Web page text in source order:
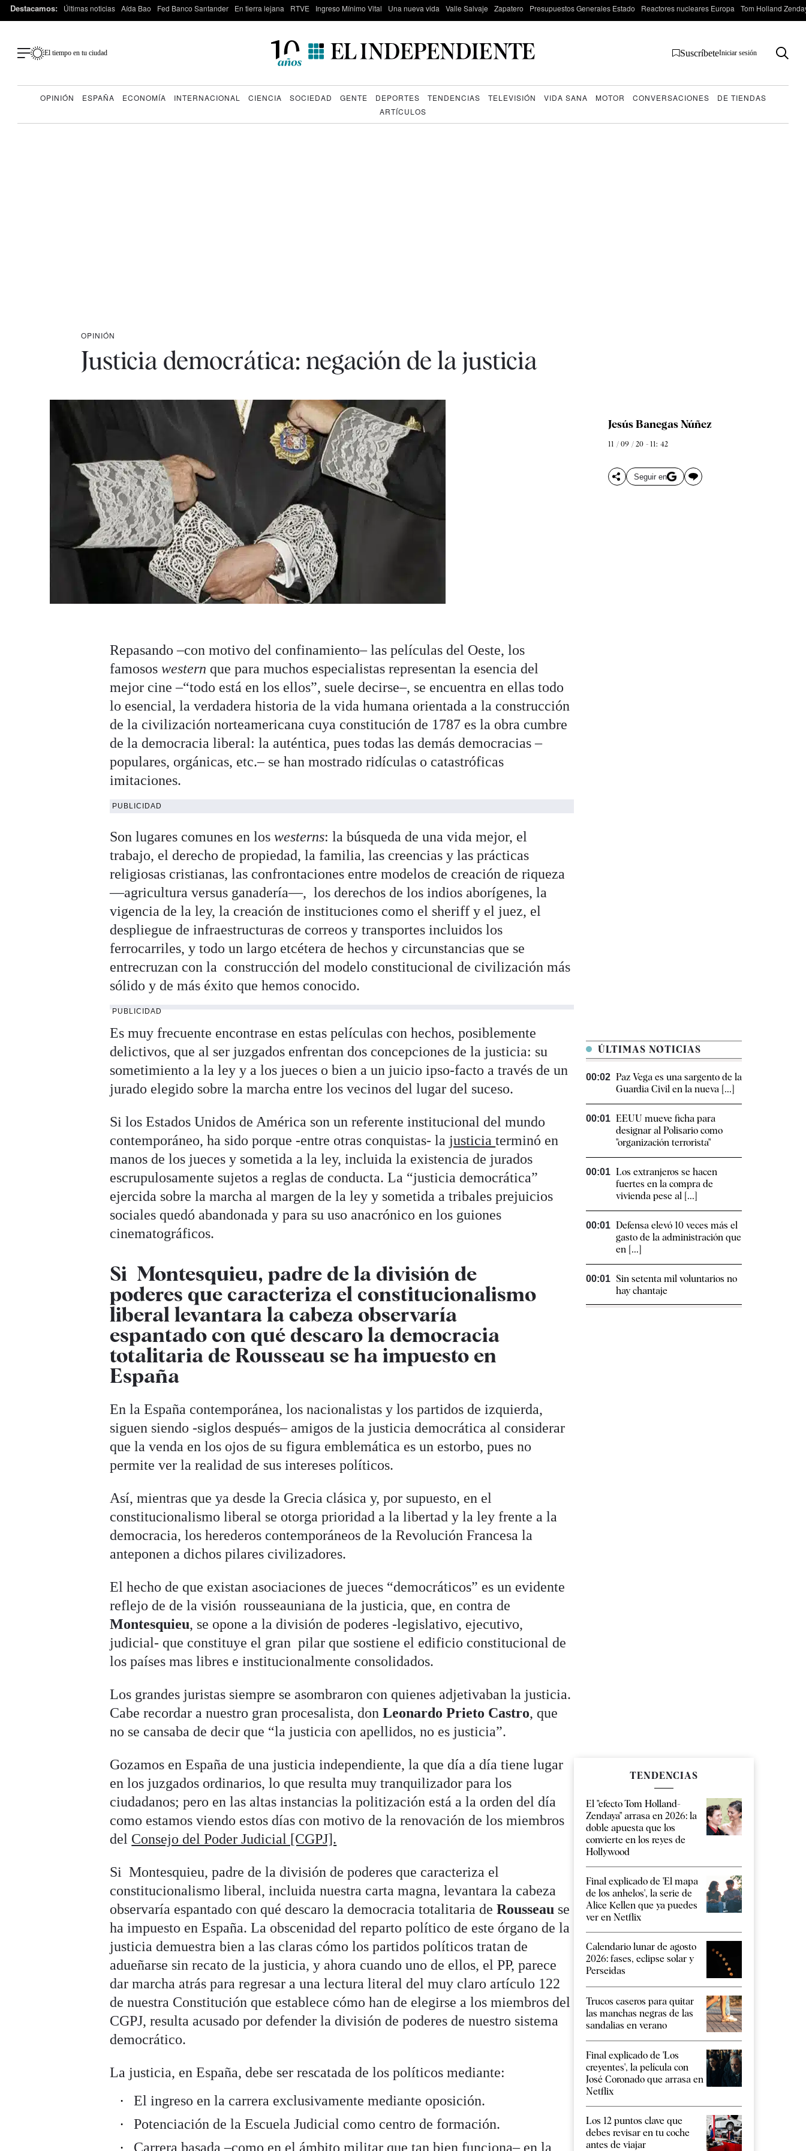
Destacamos: Últimas noticias Aída Bao Fed Banco Santander En tierra lejana RTVE Ingreso Mínimo Vital Una nueva vida Valle Salvaje Zapatero Presupuestos Generales Estado Reactores nucleares Europa Tom Holland
El tiempo en tu ciudad SuscríbeteIniciar sesión
OPINIÓN ESPAÑA ECONOMÍA INTERNACIONAL CIENCIA SOCIEDAD GENTE DEPORTES TENDENCIAS TELEVISIÓN VIDA SANA MOTOR CONVERSACIONES
DE TIENDAS
ARTÍCULOS
OPINIÓN
Justicia democrática: negación de la justicia
Jesús Banegas Núñez
11 / 09 / 20 - 11: 42
Seguir en
Repasando –con motivo del confinamiento– las películas del Oeste, los
famososwesternque para muchos especialistas representan la esencia del
mejor cine –“todo está en los ellos”, suele decirse–, se encuentra en ellas todo
lo esencial, la verdadera historia de la vida humana orientada a la construcción
de la civilización norteamericana cuya constitución de 1787 es la obra cumbre
de la democracia liberal: la auténtica, pues todas las demás democracias –
populares, orgánicas, etc.– se han mostrado ridículas o catastróficas
imitaciones.
PUBLICIDAD
Son lugares comunes en loswesterns: la búsqueda de una vida mejor, el
trabajo, el derecho de propiedad, la familia, las creencias y las prácticas
religiosas cristianas, las confrontaciones entre modelos de creación de riqueza
—agricultura versus ganadería—, los derechos de los indios aborígenes, la
vigencia de la ley, la creación de instituciones como el sheriff y el juez, el
despliegue de infraestructuras de correos y transportes incluidos los
ferrocarriles, y todo un largo etcétera de hechos y circunstancias que se
entrecruzan con la construcción del modelo constitucional de civilización más
sólido y de más éxito que hemos conocido.
PUBLICIDAD
Es muy frecuente encontrase en estas películas con hechos, posiblemente
delictivos, que al ser juzgados enfrentan dos concepciones de la justicia: su
sometimiento a la ley y a los jueces o bien a un juicio ipso-facto a través de un
jurado elegido sobre la marcha entre los vecinos del lugar del suceso.
Si los Estados Unidos de América son un referente institucional del mundo
contemporáneo, ha sido porque -entre otras conquistas- la justiciaterminó en
manos de los jueces y sometida a la ley, incluida la existencia de jurados
escrupulosamente sujetos a reglas de conducta. La “justicia democrática”
ejercida sobre la marcha al margen de la ley y sometida a tribales prejuicios
sociales quedó abandonada y para su uso anacrónico en los guiones
cinematográficos.
Si Montesquieu, padre de la división de
poderes que caracteriza el constitucionalismo
liberal levantara la cabeza observaría
espantado con qué descaro la democracia
totalitaria de Rousseau se ha impuesto en
España
En la España contemporánea, los nacionalistas y los partidos de izquierda,
siguen siendo -siglos después– amigos de la justicia democrática al considerar
que la venda en los ojos de su figura emblemática es un estorbo, pues no
permite ver la realidad de sus intereses políticos.
Así, mientras que ya desde la Grecia clásica y, por supuesto, en el
constitucionalismo liberal se otorga prioridad a la libertad y la ley frente a la
democracia, los herederos contemporáneos de la Revolución Francesa la
anteponen a dichos pilares civilizadores.
El hecho de que existan asociaciones de jueces “democráticos” es un evidente
reflejo de de la visión rousseauniana de la justicia, que, en contra de
Montesquieu, se opone a la división de poderes -legislativo, ejecutivo,
judicial- que constituye el gran pilar que sostiene el edificio constitucional de
los países mas libres e institucionalmente consolidados.
Los grandes juristas siempre se asombraron con quienes adjetivaban la justicia.
Cabe recordar a nuestro gran procesalista, donLeonardo Prieto Castro, que
no se cansaba de decir que “la justicia con apellidos, no es justicia”.
Gozamos en España de una justicia independiente, la que día a día tiene lugar
en los juzgados ordinarios, lo que resulta muy tranquilizador para los
ciudadanos; pero en las altas instancias la politización está a la orden del día
como estamos viendo estos días con motivo de la renovación de los miembros
del Consejo del Poder Judicial [CGPJ].
Si Montesquieu, padre de la división de poderes que caracteriza el
constitucionalismo liberal, incluida nuestra carta magna, levantara la cabeza
observaría espantado con qué descaro la democracia totalitaria deRousseau se
ha impuesto en España. La obscenidad del reparto político de este órgano de la
justicia demuestra bien a las claras cómo los partidos políticos tratan de
adueñarse sin recato de la justicia, y ahora cuando uno de ellos, el PP, parece
dar marcha atrás para regresar a una lectura literal del muy claro artículo 122
de nuestra Constitución que establece cómo han de elegirse a los miembros del
CGPJ, resulta acusado por defender la división de poderes de nuestro sistema
democrático.
La justicia, en España, debe ser rescatada de los políticos mediante:
El ingreso en la carrera exclusivamente mediante oposición.
Potenciación de la Escuela Judicial como centro de formación.
Carrera basada –como en el ámbito militar que tan bien funciona– en la
ÚLTIMAS NOTICIAS
00:02 Paz Vega es una sargento de la
Guardia Civil en la nueva [...]
00:01 EEUU mueve ficha para
designar al Polisario como
"organización terrorista"
00:01 Los extranjeros se hacen
fuertes en la compra de
vivienda pese al [...]
00:01 Defensa elevó 10 veces más el
gasto de la administración que
en [...]
00:01 Sin setenta mil voluntarios no
hay chantaje
TENDENCIAS
El "efecto Tom Holland-
Zendaya" arrasa en 2026: la
doble apuesta que los
convierte en los reyes de
Hollywood
Final explicado de 'El mapa
de los anhelos', la serie de
Alice Kellen que ya puedes
ver en Netflix
Calendario lunar de agosto
2026: fases, eclipse solar y
Perseidas
Trucos caseros para quitar
las manchas negras de las
sandalias en verano
Final explicado de 'Los
creyentes', la película con
José Coronado que arrasa en
Netflix
Los 12 puntos clave que
debes revisar en tu coche
antes de viajar